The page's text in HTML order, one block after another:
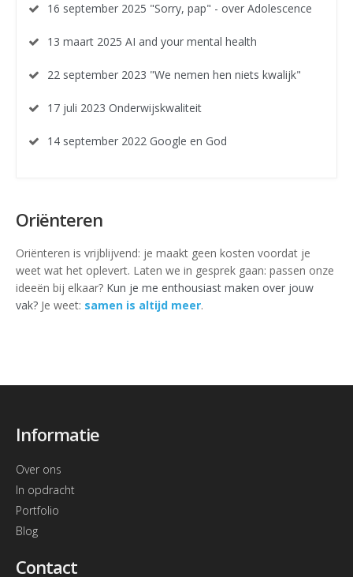
16 september 2025 "Sorry, pap" - over Adolescence
13 maart 2025 AI and your mental health
22 september 2023 "We nemen hen niets kwalijk"
17 juli 2023 Onderwijskwaliteit
14 september 2022 Google en God
Oriënteren
Oriënteren is vrijblijvend: je maakt geen kosten voordat je
weet wat het oplevert. Laten we in gesprek gaan: passen onze
ideeën bij elkaar? Kun je me enthousiast maken over jouw
vak? Je weet: samen is altijd meer.
Informatie
Over ons
In opdracht
Portfolio
Blog
Contact